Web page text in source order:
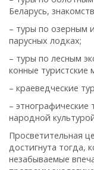
Беларусь,
– туры по озерным
парусных лодках;
– туры по лесным
конные туристские
– краеведческие
–
народной
Просветительная
достигнута тогда,
незабываемые